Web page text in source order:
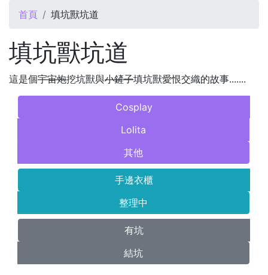
您在這裡
首頁 填坑獸坑道
填坑獸坑道
這是個宇宙炮挖坑獸與小鏟子填坑獸愛恨交織的故事.......
Cosplay
Lolita
其他
手邊衣櫃
整理中
有坑
結坑